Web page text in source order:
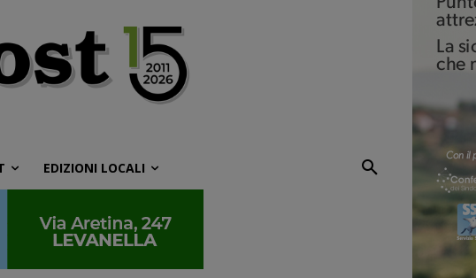
EDIZIONI LOCALI